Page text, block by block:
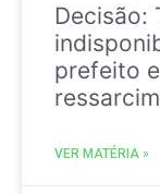
Decisão:
prefeito
VER MATÉRIA »